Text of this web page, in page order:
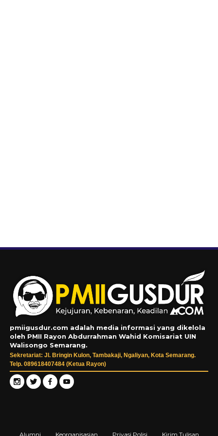
pmiigusdur.com adalah media informasi yang dikelola
oleh PMII Rayon Abdurrahman Wahid Komisariat UIN
Walisongo Semarang.
Sekretariat: Jl. Bringin Kulon, Tambakaji, Ngaliyan, Kota Semarang.
Telp. 089618407484 (Ketua Rayon)
Alumni Keorganisasian Privasi Polisi Kirim Tulisan